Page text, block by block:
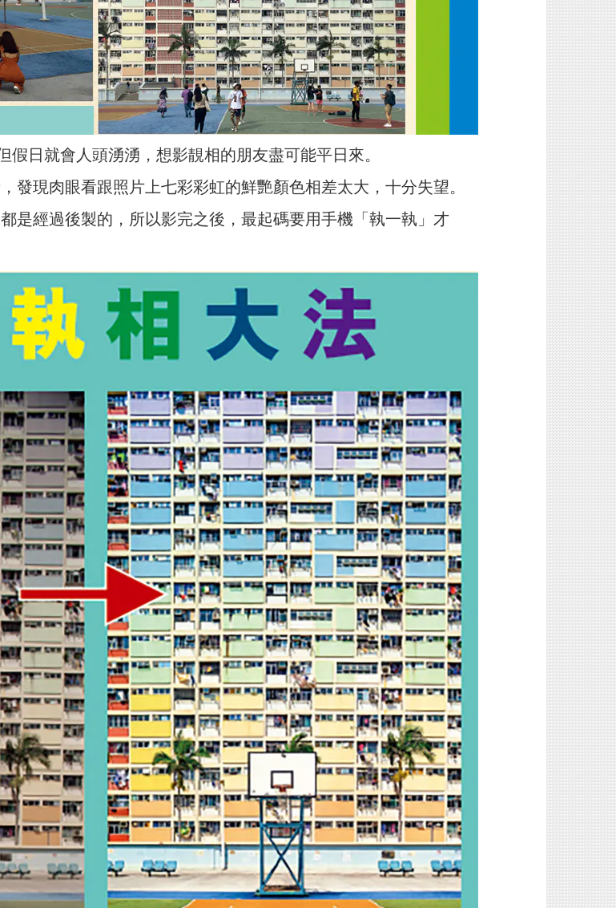
日就會人頭湧湧，想影靚相的朋友盡可能平日來。
現肉眼看跟照片上七彩彩虹的鮮艷顏色相差太大，十分失望。
是經過後製的，所以影完之後，最起碼要用手機「執一執」才